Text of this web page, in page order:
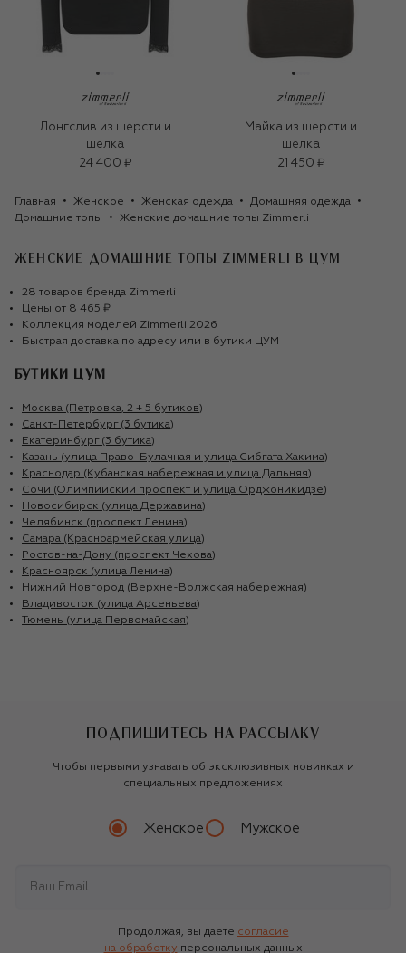
Лонгслив из шерсти и
шелка
24 400 ₽
Майка из шерсти и
шелка
21 450 ₽
Главная Женское Женская одежда
Домашняя одежда
Домашние топы
Женские домашние топы Zimmerli
ЖЕНСКИЕ ДОМАШНИЕ ТОПЫ ZIMMERLI В ЦУМ
28 товаров бренда Zimmerli
Цены от 8 465 ₽
Коллекция моделей Zimmerli 2026
Быстрая доставка по адресу или в бутики ЦУМ
БУТИКИ ЦУМ
Москва (Петровка, 2 + 5 бутиков)
Санкт-Петербург (3 бутика)
Екатеринбург (3 бутика)
Казань (улица Право-Булачная и улица Сибгата Хакима)
Краснодар (Кубанская набережная и улица Дальняя)
Сочи (Олимпийский проспект и улица Орджоникидзе)
Новосибирск (улица Державина)
Челябинск (проспект Ленина)
Самара (Красноармейская улица)
Ростов-на-Дону (проспект Чехова)
Красноярск (улица Ленина)
Нижний Новгород (Верхне-Волжская набережная)
Владивосток (улица Арсеньева)
Тюмень (улица Первомайская)
ПОДПИШИТЕСЬ НА РАССЫЛКУ
Чтобы первыми узнавать об эксклюзивных новинках и
специальных предложениях
Женское Мужское
Продолжая, вы даете согласие
на обработку персональных данных